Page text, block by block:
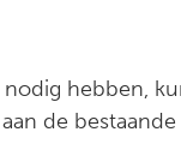
hebben,
de